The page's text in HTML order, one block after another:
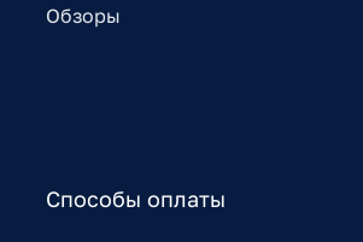
Обзоры
Способы оплаты